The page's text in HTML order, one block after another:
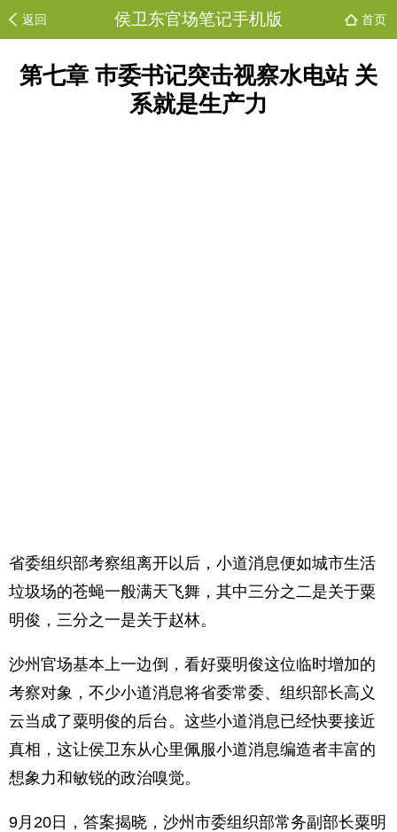
返回 侯卫东官场笔记手机版 首页
第七章 巿委书记突击视察水电站 关
系就是生产力
省委组织部考察组离开以后，小道消息便如城市生活
垃圾场的苍蝇一般满天飞舞，其中三分之二是关于粟
明俊，三分之一是关于赵林。
沙州官场基本上一边倒，看好粟明俊这位临时增加的
考察对象，不少小道消息将省委常委、组织部长高义
云当成了粟明俊的后台。这些小道消息已经快要接近
真相，这让侯卫东从心里佩服小道消息编造者丰富的
想象力和敏锐的政治嗅觉。
9月20日，答案揭晓，沙州市委组织部常务副部长粟明